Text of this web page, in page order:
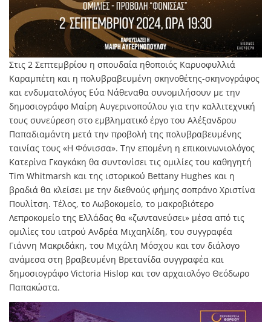
Στις 2 Σεπτεμβρίου η σπουδαία ηθοποιός Καρυοφυλλιά
Καραμπέτη και η πολυβραβευμένη σκηνοθέτης-σκηνογράφος
και ενδυματολόγος Εύα Νάθεναθα συνομιλήσουν με την
δημοσιογράφο Μαίρη Αυγερινοπούλου για την καλλιτεχνική
τους συνεύρεση στο εμβληματικό έργο του Αλέξανδρου
Παπαδιαμάντη μετά την προβολή της πολυβραβευμένης
ταινίας τους «Η Φόνισσα». Την επομένη η επικοινωνιολόγος
Κατερίνα Γκαγκάκη θα συντονίσει τις ομιλίες του καθηγητή
Tim Whitmarsh και της ιστορικού Bettany Hughes και η
βραδιά θα κλείσει με την διεθνούς φήμης σοπράνο Χριστίνα
Πουλίτση. Τέλος, το Λωβοκομείο, το μακροβιότερο
Λεπροκομείο της Ελλάδας θα «ζωντανεύσει» μέσα από τις
ομιλίες του ιατρού Ανδρέα Μιχαηλίδη, του συγγραφέα
Γιάννη Μακριδάκη, του Μιχάλη Μόσχου και τον διάλογο
ανάμεσα στη βραβευμένη Βρετανίδα συγγραφέα και
δημοσιογράφο Victoria Hislop και τον αρχαιολόγο Θεόδωρο
Παπακώστα.